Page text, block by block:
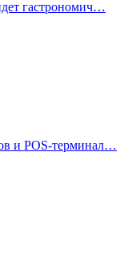
гастрономич…
и POS-терминал…